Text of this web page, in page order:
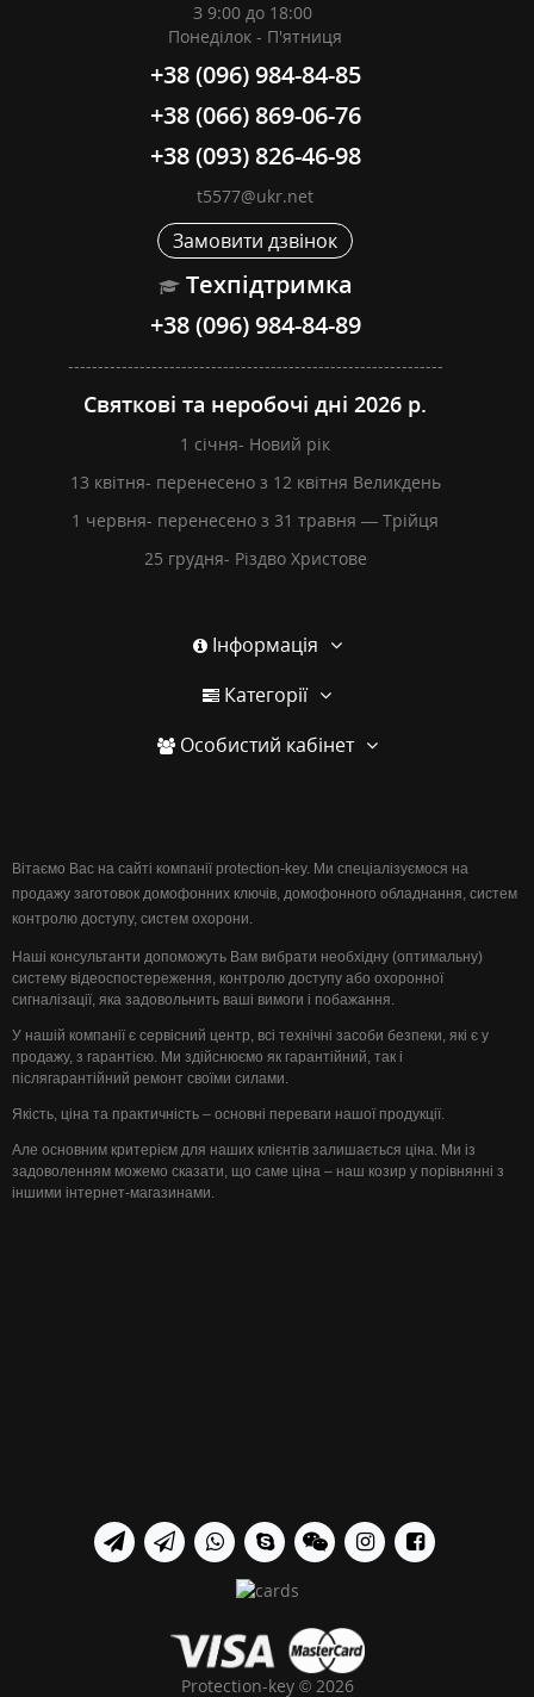
З 9:00 до 18:00
Понеділок - П'ятниця
+38 (096) 984-84-85
+38 (066) 869-06-76
+38 (093) 826-46-98
t5577@ukr.net
Замовити дзвінок
Техпідтримка
+38 (096) 984-84-89
---------------------------------------------------------------
Святкові та неробочі дні 2026 р.
1 січня- Новий рік
13 квітня- перенесено з 12 квітня Великдень
1 червня- перенесено з 31 травня — Трійця
25 грудня- Різдво Христове
Інформація
Категорії
Особистий кабінет
Вітаємо Вас на сайті компанії protection-key. Ми спеціалізуємося на
продажу заготовок домофонних ключів, домофонного обладнання, систем
контролю доступу, систем охорони.
Наші консультанти допоможуть Вам вибрати необхідну (оптимальну)
систему відеоспостереження, контролю доступу або охоронної
сигналізації, яка задовольнить ваші вимоги і побажання.
У нашій компанії є сервісний центр, всі технічні засоби безпеки, які є у
продажу, з гарантією. Ми здійснюємо як гарантійний, так і
післягарантійний ремонт своїми силами.
Якість, ціна та практичність – основні переваги нашої продукції.
Але основним критерієм для наших клієнтів залишається ціна. Ми із
задоволенням можемо сказати, що саме ціна – наш козир у порівнянні з
іншими інтернет-магазинами.
Protection-key © 2026